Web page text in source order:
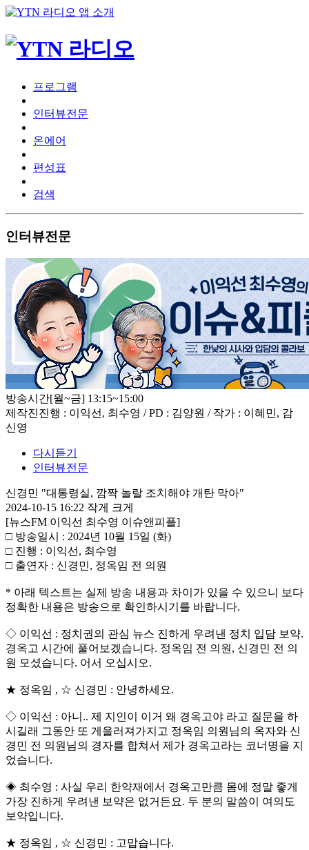
프로그램
인터뷰전문
온에어
편성표
검색
인터뷰전문
방송시간[월~금] 13:15~15:00
제작진진행 : 이익선, 최수영 / PD : 김양원 / 작가 : 이혜민, 감
신영
다시듣기
인터뷰전문
신경민 "대통령실, 깜짝 놀랄 조치해야 개탄 막아"
2024-10-15 16:22 작게
크게
[뉴스FM 이익선 최수영 이슈앤피플]
□ 방송일시 : 2024년 10월 15일 (화)
□ 진행 : 이익선, 최수영
□ 출연자 : 신경민, 정옥임 전 의원
* 아래 텍스트는 실제 방송 내용과 차이가 있을 수 있으니 보다
정확한 내용은 방송으로 확인하시기를 바랍니다.
◇ 이익선 : 정치권의 관심 뉴스 진하게 우려낸 정치 입담 보약.
경옥고 시간에 풀어보겠습니다. 정옥임 전 의원, 신경민 전 의
원 모셨습니다. 어서 오십시오.
★ 정옥임 , ☆ 신경민 : 안녕하세요.
◇ 이익선 : 아니.. 제 지인이 이거 왜 경옥고야 라고 질문을 하
시길래 그동안 또 게을러져가지고 정옥임 의원님의 옥자와 신
경민 전 의원님의 경자를 합쳐서 제가 경옥고라는 코너명을 지
었습니다.
◈ 최수영 : 사실 우리 한약재에서 경옥고만큼 몸에 정말 좋게
가장 진하게 우려낸 보약은 없거든요. 두 분의 말씀이 여의도
보약입니다.
★ 정옥임 , ☆ 신경민 : 고맙습니다.